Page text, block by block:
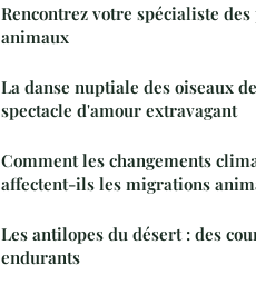
Rencontrez votre spécialiste des
animaux
La danse nuptiale des oiseaux
spectacle d'amour extravagant
Comment les changements
affectent-ils les migrations
Les antilopes du désert : des
endurants